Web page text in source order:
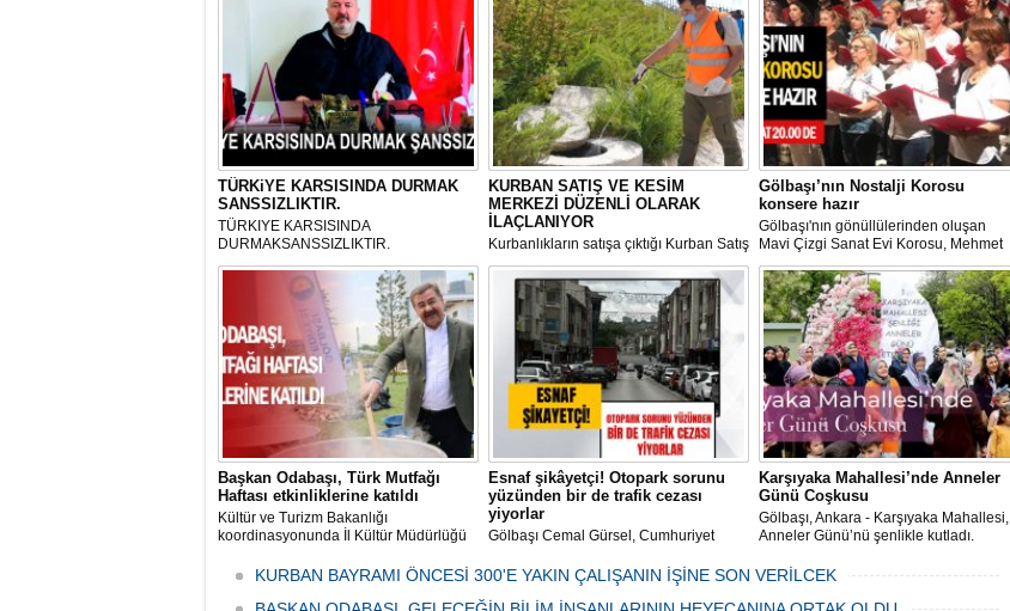
TÜRKiYE KARSISINDA DURMAK
SANSSIZLIKTIR.
TÜRKIYE KARSISINDA
DURMAKSANSSIZLIKTIR.
KURBAN SATIŞ VE KESİM
MERKEZİ DÜZENLİ OLARAK
İLAÇLANIYOR
Kurbanlıkların satışa çıktığı Kurban Satış
ve Kesim Merkezi, haşere ve
mikropların önüne geçilmesi amacıyla
her gün Gölbaşı Belediyesi ekipleri
tarafından düzenli olarak ilaçlanıyor.
Gölbaşı’nın Nostalji Korosu
konsere hazır
Gölbaşı'nın gönüllülerinden oluşan
Mavi Çizgi Sanat Evi Korosu, Mehmet
Akif Ersoy Kültür Merkezi’nde vereceği
konsere hızır.
Başkan Odabaşı, Türk Mutfağı
Haftası etkinliklerine katıldı
Kültür ve Turizm Bakanlığı
koordinasyonunda İl Kültür Müdürlüğü
Haftası" etkinlikleri Ankara'da devam
Esnaf şikâyetçi! Otopark sorunu
yüzünden bir de trafik cezası
yiyorlar
Gölbaşı Cemal Gürsel, Cumhuriyet
bulunan esnaf ve alışverişe gelen
vatandaşlar park cezaları yüzünden
canından bezdi.
Karşıyaka Mahallesi’nde Anneler
Günü Coşkusu
Gölbaşı, Ankara - Karşıyaka Mahallesi,
Anneler Günü’nü şenlikle kutladı.
öncülüğünde düzenlenen 1. Karşıyaka
KURBAN BAYRAMI ÖNCESİ 300'E YAKIN ÇALIŞANIN İŞİNE SON VERİLCEK
06 Mayıs 2024 Pazartesi 15:47